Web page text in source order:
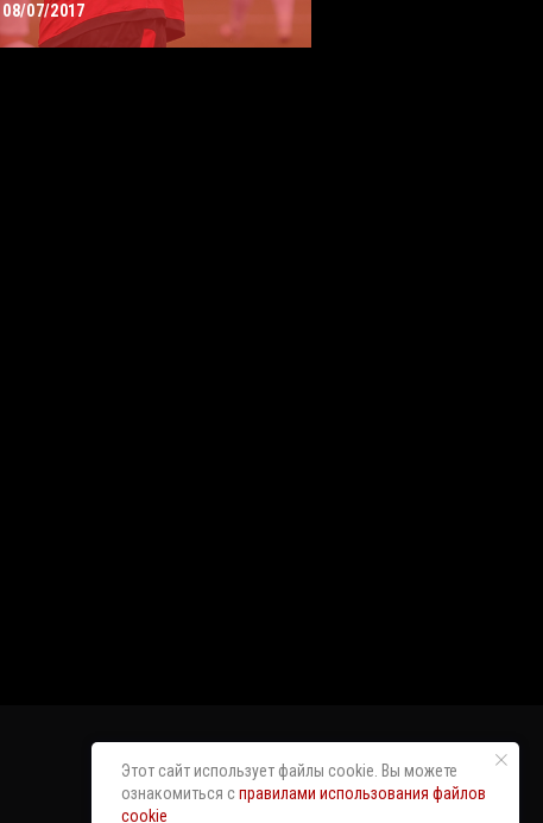
08/07/2017
Этот сайт использует файлы cookie. Вы можете
ознакомиться справилами использования файлов
cookie